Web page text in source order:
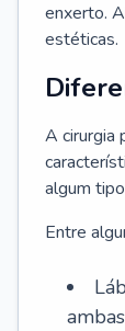
enxerto.
estéticas.
A cirurgia
algum
Entre